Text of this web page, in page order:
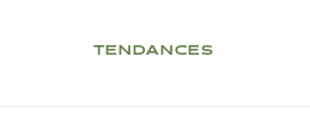
TENDANCES